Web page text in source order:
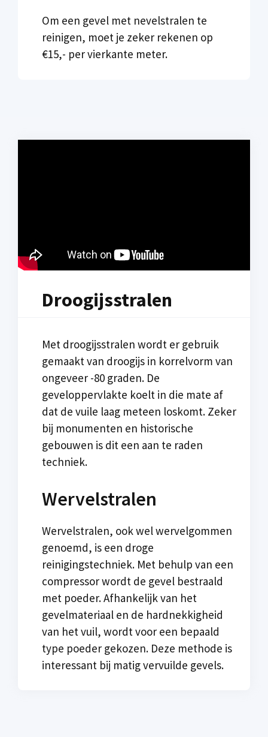
Om een gevel met nevelstralen te
reinigen, moet je zeker rekenen op
€15,- per vierkante meter.
Droogijsstralen
Met droogijsstralen wordt er gebruik
gemaakt van droogijs in korrelvorm van
ongeveer -80 graden. De
geveloppervlakte koelt in die mate af
dat de vuile laag meteen loskomt. Zeker
bij monumenten en historische
gebouwen is dit een aan te raden
techniek.
Wervelstralen
Wervelstralen, ook wel wervelgommen
genoemd, is een droge
reinigingstechniek. Met behulp van een
compressor wordt de gevel bestraald
met poeder. Afhankelijk van het
gevelmateriaal en de hardnekkigheid
van het vuil, wordt voor een bepaald
type poeder gekozen. Deze methode is
interessant bij matig vervuilde gevels.